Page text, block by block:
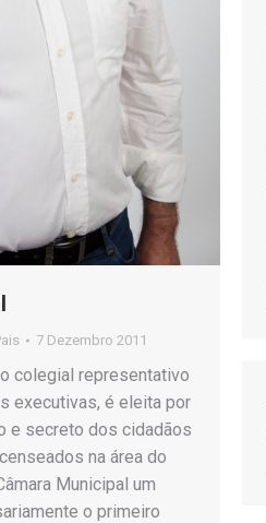
7 Dezembro 2011
colegial representativo
executivas, é eleita por
e secreto dos cidadãos
na área do
Municipal um
o primeiro